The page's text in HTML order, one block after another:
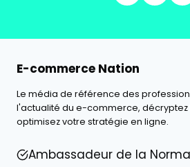
E-commerce Nation
Le média de référence des
l'actualité du e-commerce, décryptez
optimisez votre stratégie en ligne.
Ambassadeur de la